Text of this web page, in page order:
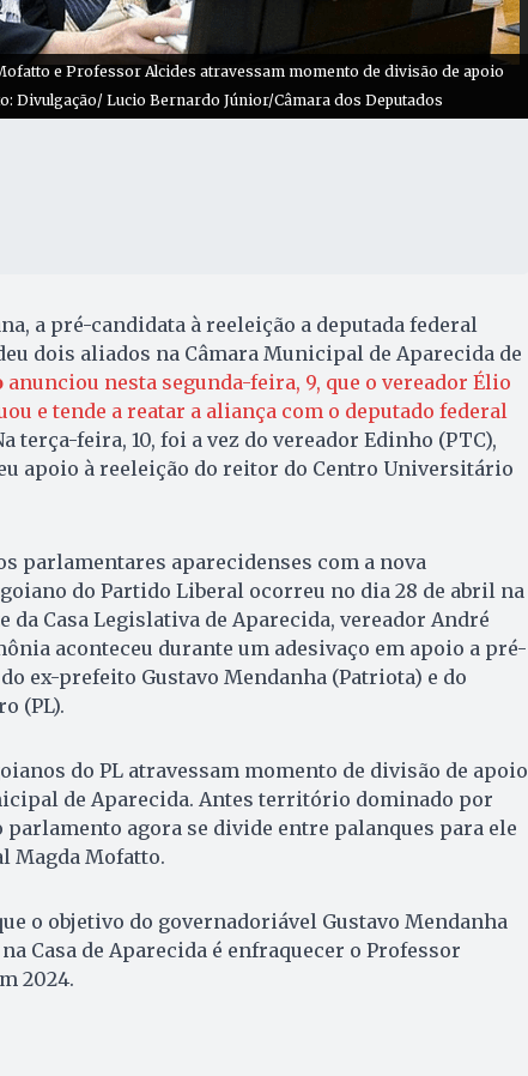
e Professor Alcides atravessam momento de divisão de apoio
Divulgação/ Lucio Bernardo Júnior/Câmara dos Deputados
a pré-candidata à reeleição a deputada federal
dois aliados na Câmara Municipal de Aparecida de
anunciou nesta segunda-feira, 9, que o vereador Élio
e tende a reatar a aliança com o deputado federal
terça-feira, 10, foi a vez do vereador Edinho (PTC),
apoio à reeleição do reitor do Centro Universitário
parlamentares aparecidenses com a nova
do Partido Liberal ocorreu no dia 28 de abril na
Casa Legislativa de Aparecida, vereador André
aconteceu durante um adesivaço em apoio a pré-
ex-prefeito Gustavo Mendanha (Patriota) e do
(PL).
do PL atravessam momento de divisão de apoio
de Aparecida. Antes território dominado por
parlamento agora se divide entre palanques para ele
Magda Mofatto.
o objetivo do governadoriável Gustavo Mendanha
Casa de Aparecida é enfraquecer o Professor
2024.